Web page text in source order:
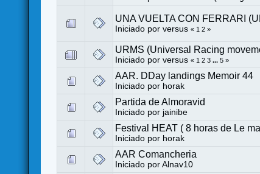
UNA VUELTA CON FERRARI
Iniciado porversus « 1 2 »
URMS (Universal Racing
Iniciado porversus « 1 2 3 ...5 »
AAR. DDay landings Memoir 44
Iniciado por horak
Partida de Almoravid
Iniciado por jainibe
Festival HEAT ( 8 horas de Le
Iniciado por horak
AAR Comancheria
Iniciado porAlnav10